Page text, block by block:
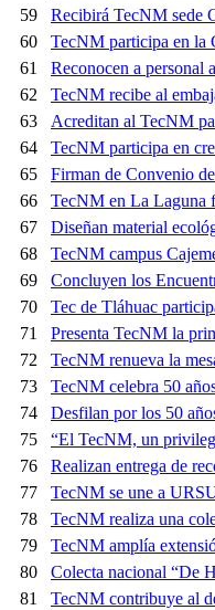
59
Recibirá TecNM sede
60
TecNM participa en la
61
Reconocen a personal
62
TecNM recibe al
63
Acreditan al TecNM
64
TecNM participa en
65
Firman de Convenio
66
TecNM en La Laguna
67
Diseñan material
68
TecNM campus
69
Concluyen los
70
Tec de Tláhuac
71
Presenta TecNM la
72
TecNM renueva la
73
TecNM celebra 50
74
Desfilan por los 50
75
“El TecNM, un
76
Realizan entrega de
77
TecNM se une a
78
TecNM realiza una
79
TecNM amplía
80
Colecta nacional “De
81
TecNM contribuye al